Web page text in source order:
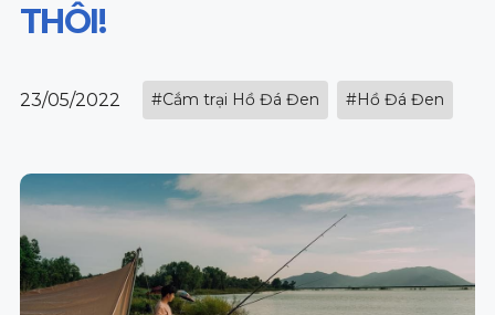
THÔI!
23/05/2022 #Cắm trại Hồ Đá Đen #Hồ Đá Đen